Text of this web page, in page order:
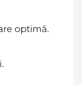
optimă.